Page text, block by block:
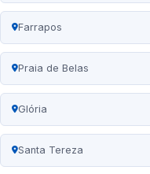
Farrapos
Praia de Belas
Glória
Santa Tereza